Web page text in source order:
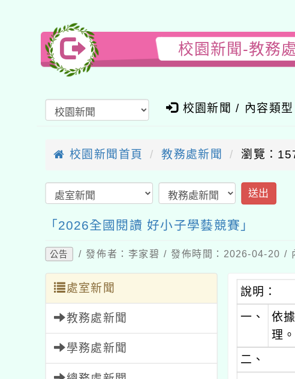
校園新聞-教務
校園新聞 / 內容類型
校園新聞首頁 教務處新聞 瀏覽：
送出
「2026全國閱讀 好小子學藝競賽」
公告 / 發佈者：李家碧 / 發佈時間：2026-04-20 /
處室新聞
教務處新聞
學務處新聞
說明：
一、
依
理。
二、